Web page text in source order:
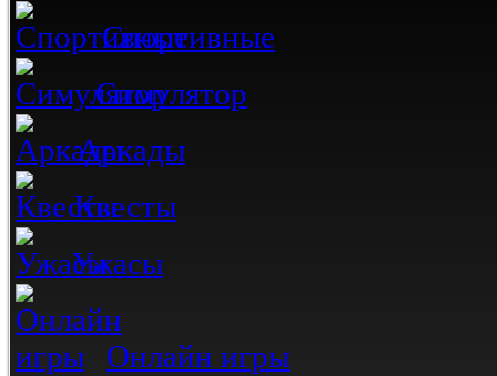
Спортивные
Симулятор
Аркады
Квесты
Ужасы
Онлайн игры